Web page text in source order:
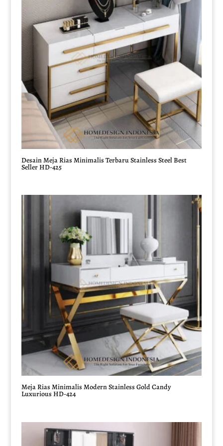
Desain Meja Rias Minimalis Terbaru Stainless Steel Best
Seller HD-425
Meja Rias Minimalis Modern Stainless Gold Candy
Luxurious HD-424